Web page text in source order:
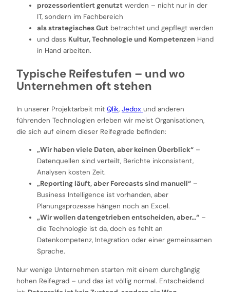
prozessorientiert genutzt werden – nicht nur in der
IT, sondern im Fachbereich
als strategisches Gut betrachtet und gepflegt werden
und dass Kultur, Technologie und Kompetenzen Hand
in Hand arbeiten.
Typische Reifestufen – und wo
Unternehmen oft stehen
In unserer Projektarbeit mit Qlik, Jedox und anderen
führenden Technologien erleben wir meist Organisationen,
die sich auf einem dieser Reifegrade befinden:
„Wir haben viele Daten, aber keinen Überblick“ –
Datenquellen sind verteilt, Berichte inkonsistent,
Analysen kosten Zeit.
„Reporting läuft, aber Forecasts sind manuell“ –
Business Intelligence ist vorhanden, aber
Planungsprozesse hängen noch an Excel.
„Wir wollen datengetrieben entscheiden, aber…“ –
die Technologie ist da, doch es fehlt an
Datenkompetenz, Integration oder einer gemeinsamen
Sprache.
Nur wenige Unternehmen starten mit einem durchgängig
hohen Reifegrad – und das ist völlig normal. Entscheidend